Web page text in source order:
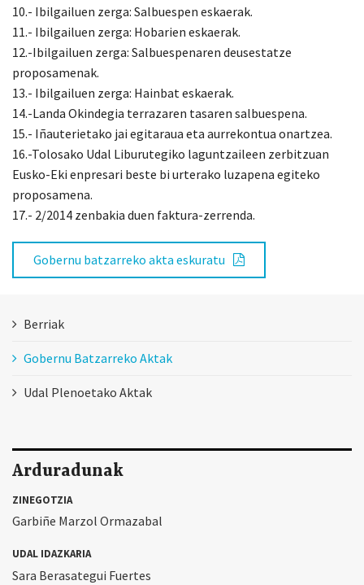
10.- Ibilgailuen zerga: Salbuespen eskaerak.
11.- Ibilgailuen zerga: Hobarien eskaerak.
12.-Ibilgailuen zerga: Salbuespenaren deusestatze
proposamenak.
13.- Ibilgailuen zerga: Hainbat eskaerak.
14.-Landa Okindegia terrazaren tasaren salbuespena.
15.- Iñauterietako jai egitaraua eta aurrekontua onartzea.
16.-Tolosako Udal Liburutegiko laguntzaileen zerbitzuan
Eusko-Eki enpresari beste bi urterako luzapena egiteko
proposamena.
17.- 2/2014 zenbakia duen faktura-zerrenda.
Gobernu batzarreko akta eskuratu
Berriak
Gobernu Batzarreko Aktak
Udal Plenoetako Aktak
Arduradunak
ZINEGOTZIA
Garbiñe Marzol Ormazabal
UDAL IDAZKARIA
Sara Berasategui Fuertes